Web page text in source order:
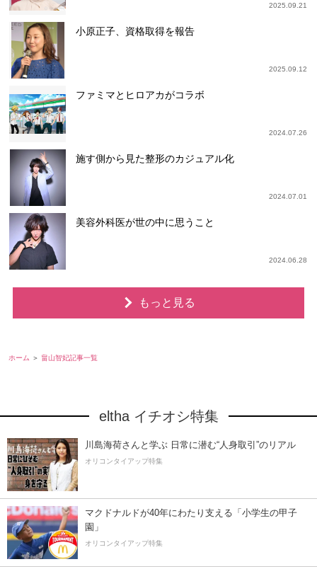
2025.09.21
小原正子、資格取得を報告
2025.09.12
ファミマとヒロアカがコラボ
2024.07.26
施す側から見た整形のカジュアル化
2024.07.01
美容外科医が世の中に思うこと
2024.06.28
もっと見る
ホーム 畠山智妃記事一覧
eltha イチオシ特集
川島海荷さんと学ぶ 日常に潜む“人身取引”のリアル
オリコンタイアップ特集
マクドナルドが40年にわたり支える「小学生の甲子
園」
オリコンタイアップ特集